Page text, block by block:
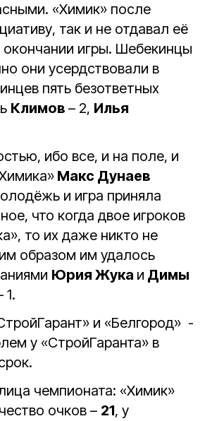
«Химик» после
так и не отдавал её
окончании игры. Шебекинцы
они усердствовали в
пять безответных
Климов – 2, Илья
ибо все, и на поле, и
Макс Дунаев
и игра приняла
что когда двое игроков
то их даже никто не
образом им удалось
Юрия Жука и Димы
1.
и «Белгород» -
у «СтройГаранта» в
чемпионата: «Химик»
очков – 21, у